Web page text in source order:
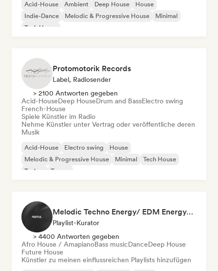
Acid-House Ambient Deep House
House
Indie-Dance
Melodic & Progressive House
Minimal
Tech House
Protomotorik Records
Label, Radiosender
> 2100 Antworten gegeben
Acid-HouseDeep HouseDrum and BassElectro swing
French-House
Spiele Künstler im Radio
Nehme Künstler unter Vertrag oder veröffentliche deren
Musik
Acid-House Electro swing
House
Melodic & Progressive House
Minimal
Tech House
Techno
Trance
Melodic Techno Energy/ EDM Energy/Techno Masters
Playlist-Kurator
> 4400 Antworten gegeben
Afro House / AmapianoBass musicDanceDeep House
Future House
Künstler zu meinen einflussreichen Playlists hinzufügen